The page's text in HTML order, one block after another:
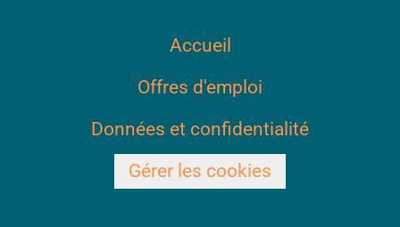
Accueil
Offres d'emploi
Données et confidentialité
Gérer les cookies